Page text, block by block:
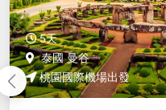
5天
泰國 曼谷
桃園國際機場出發